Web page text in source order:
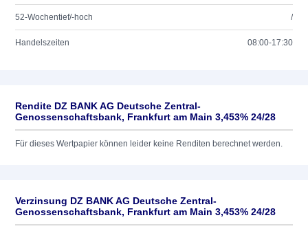
52-Wochentief/-hoch /
Handelszeiten 08:00-17:30
Rendite DZ BANK AG Deutsche Zentral-
Genossenschaftsbank, Frankfurt am Main 3,453% 24/28
Für dieses Wertpapier können leider keine Renditen berechnet werden.
Verzinsung DZ BANK AG Deutsche Zentral-
Genossenschaftsbank, Frankfurt am Main 3,453% 24/28